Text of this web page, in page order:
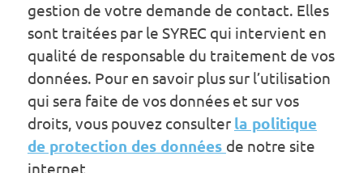
gestion de votre demande de contact. Elles
sont traitées par le SYREC qui intervient en
qualité de responsable du traitement de vos
données. Pour en savoir plus sur l’utilisation
qui sera faite de vos données et sur vos
droits, vous pouvez consulter la politique
de protection des données de notre site
internet